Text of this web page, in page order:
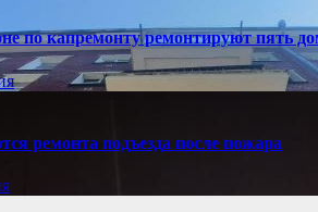
по капремонту ремонтируют пять
ремонта подъезда после пожара